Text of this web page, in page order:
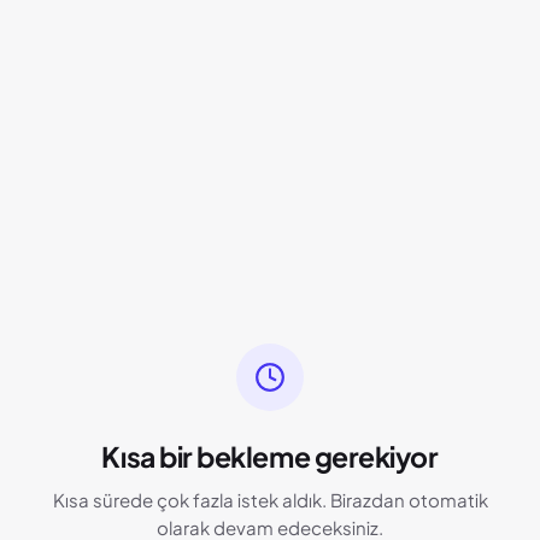
Kısa bir bekleme gerekiyor
Kısa sürede çok fazla istek aldık. Birazdan otomatik
olarak devam edeceksiniz.